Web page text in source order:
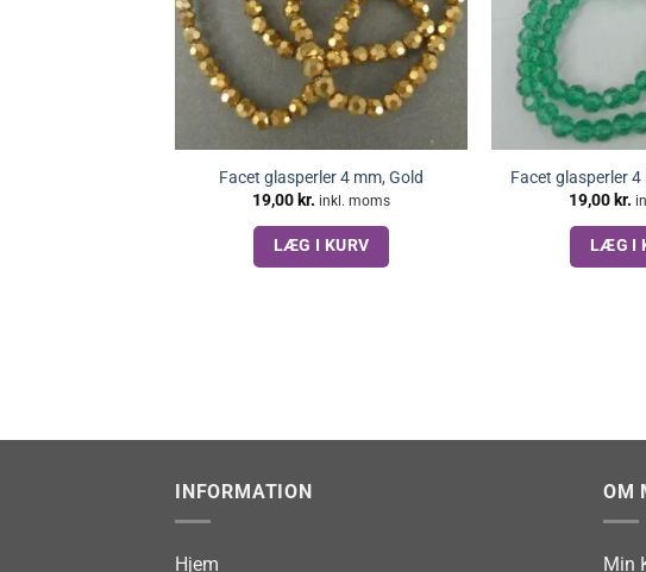
Facet glasperler 4 mm, Gold
19,00 kr. inkl. moms
LÆG I KURV
Facet glasperler
19,00 kr.
LÆG I
INFORMATION
Hjem
OM
Min